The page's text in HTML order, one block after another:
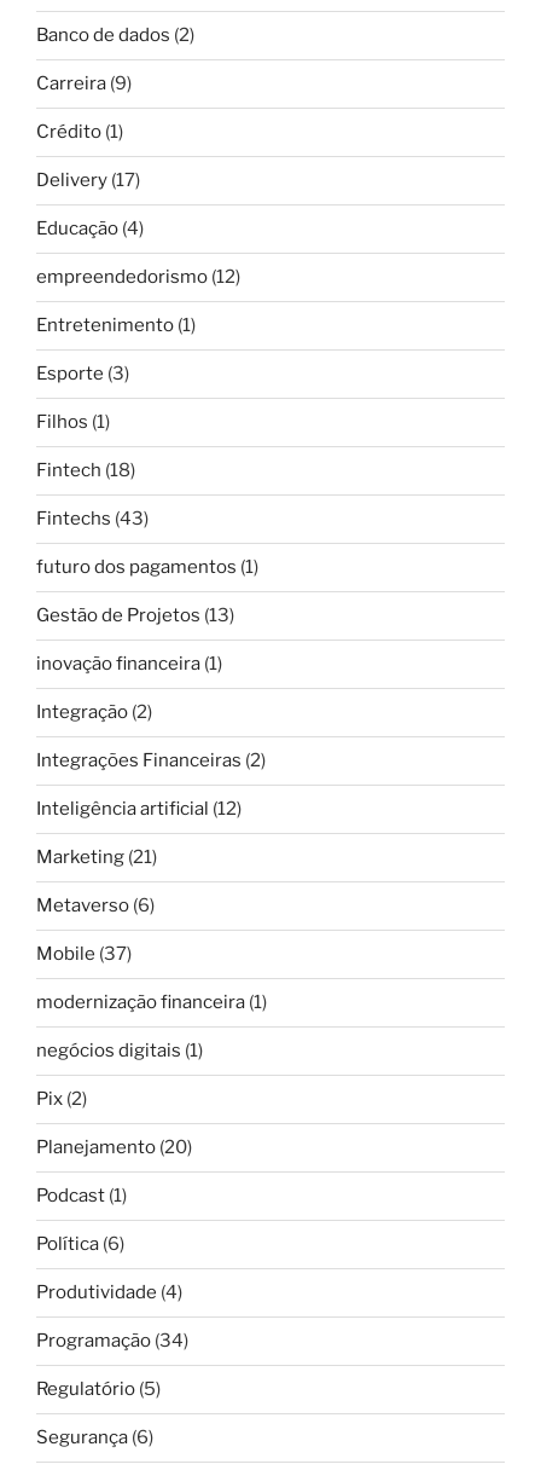
Banco de dados (2)
Carreira (9)
Crédito (1)
Delivery (17)
Educação (4)
empreendedorismo (12)
Entretenimento (1)
Esporte (3)
Filhos (1)
Fintech (18)
Fintechs (43)
futuro dos pagamentos (1)
Gestão de Projetos (13)
inovação financeira (1)
Integração (2)
Integrações Financeiras (2)
Inteligência artificial (12)
Marketing (21)
Metaverso (6)
Mobile (37)
modernização financeira (1)
negócios digitais (1)
Pix (2)
Planejamento (20)
Podcast (1)
Política (6)
Produtividade (4)
Programação (34)
Regulatório (5)
Segurança (6)